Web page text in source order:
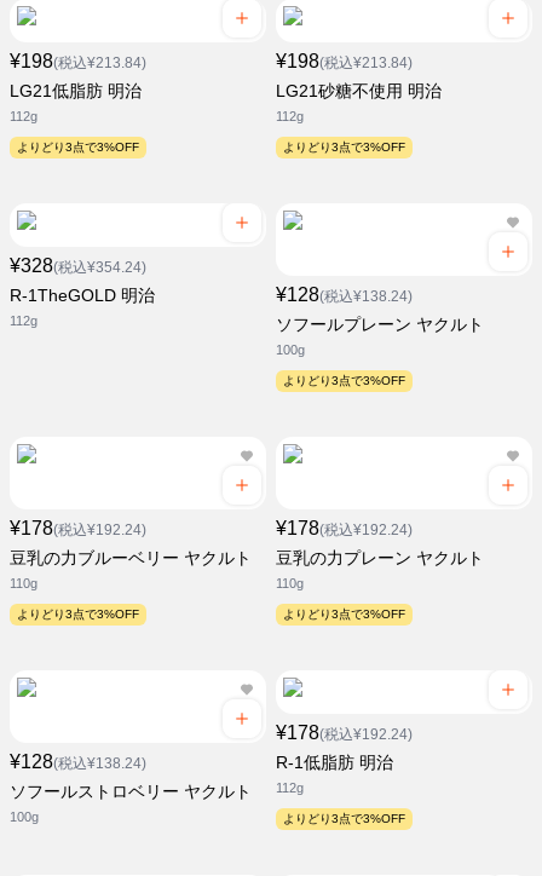
¥198(税込¥213.84)
LG21低脂肪 明治
112g
よりどり3点で3%OFF
¥198(税込¥213.84)
LG21砂糖不使用 明治
112g
よりどり3点で3%OFF
¥328(税込¥354.24)
R-1TheGOLD 明治
112g
¥128(税込¥138.24)
ソフールプレーン ヤクルト
100g
よりどり3点で3%OFF
¥178(税込¥192.24)
豆乳の力ブルーベリー ヤクルト
110g
よりどり3点で3%OFF
¥178(税込¥192.24)
豆乳の力プレーン ヤクルト
110g
よりどり3点で3%OFF
¥128(税込¥138.24)
ソフールストロベリー ヤクルト
100g
¥178(税込¥192.24)
R-1低脂肪 明治
112g
よりどり3点で3%OFF